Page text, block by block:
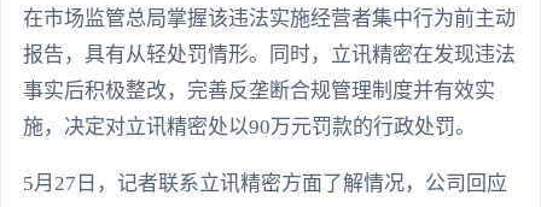
在市场监管总局掌握该违法实施经营者集中行为前主动
报告，具有从轻处罚情形。同时，立讯精密在发现违法
事实后积极整改，完善反垄断合规管理制度并有效实
施，决定对立讯精密处以90万元罚款的行政处罚。
5月27日，记者联系立讯精密方面了解情况，公司回应